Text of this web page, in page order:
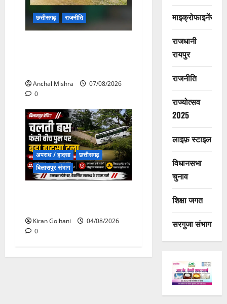
छत्तीसगढ़ राजनीति
Anchal Mishra
07/08/2026
0
अपराध / हादसा
छत्तीसगढ़
बिलासपुर संभाग
Kiran Golhani
04/08/2026
0
माइक्रोफाइनेंस
राजधानी
रायपुर
राजनीति
राज्योत्सव
2025
लाइफ़ स्टाइल
विधानसभा
चुनाव
शिक्षा जगत
सरगुजा संभाग